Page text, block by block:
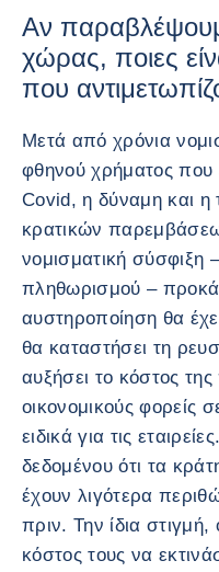
Αν
χώρας, ποιες
που
Μετά από χρόνια
φθηνού χρήματος που
Covid, η δύναμη και
κρατικών
νομισματική σύσφιξη
πληθωρισμού –
αυστηροποίηση θα
θα καταστήσει τη
αυξήσει το κόστος
οικονομικούς φορείς
ειδικά για τις
δεδομένου ότι τα
έχουν λιγότερα
πριν. Την ίδια στιγμή,
κόστος τους να